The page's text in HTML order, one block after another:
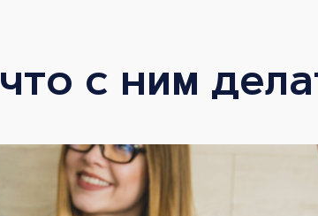
ЖК Геометрия-Вершина
Династия
с ним